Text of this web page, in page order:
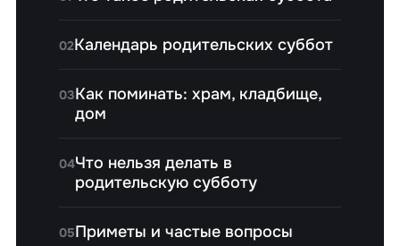
02Календарь родительских суббот
03Как поминать: храм, кладбище,
дом
04Что нельзя делать в
родительскую субботу
05Приметы и частые вопросы